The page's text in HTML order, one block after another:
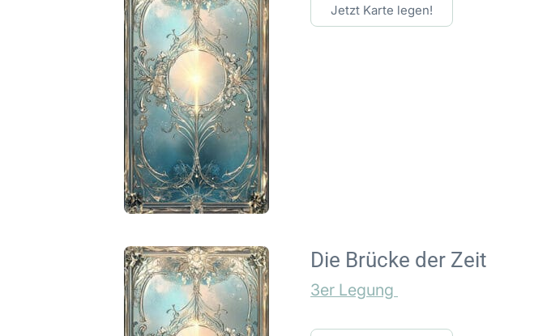
Jetzt Karte legen!
Die Brücke der Zeit
3er Legung